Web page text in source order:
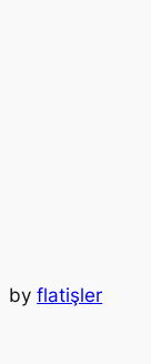
byflatişler